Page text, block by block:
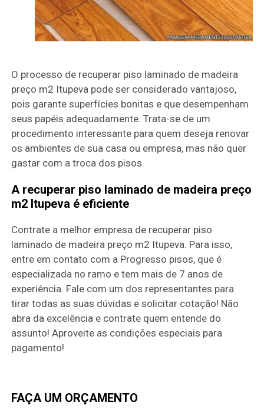
O processo de recuperar piso laminado de madeira
preço m2 Itupeva pode ser considerado vantajoso,
pois garante superfícies bonitas e que desempenham
seus papéis adequadamente. Trata-se de um
procedimento interessante para quem deseja renovar
os ambientes de sua casa ou empresa, mas não quer
gastar com a troca dos pisos.
A recuperar piso laminado de madeira preço
m2 Itupeva é eficiente
Contrate a melhor empresa de recuperar piso
laminado de madeira preço m2 Itupeva. Para isso,
entre em contato com a Progresso pisos, que é
especializada no ramo e tem mais de 7 anos de
experiência. Fale com um dos representantes para
tirar todas as suas dúvidas e solicitar cotação! Não
abra da excelência e contrate quem entende do
assunto! Aproveite as condições especiais para
pagamento!
FAÇA UM ORÇAMENTO